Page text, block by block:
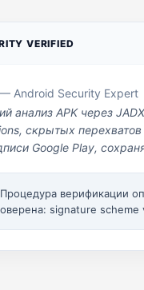
VERIFIED
— Android Security Expert
анализ APK через
скрытых
Google Play,
Процедура верификации
signature